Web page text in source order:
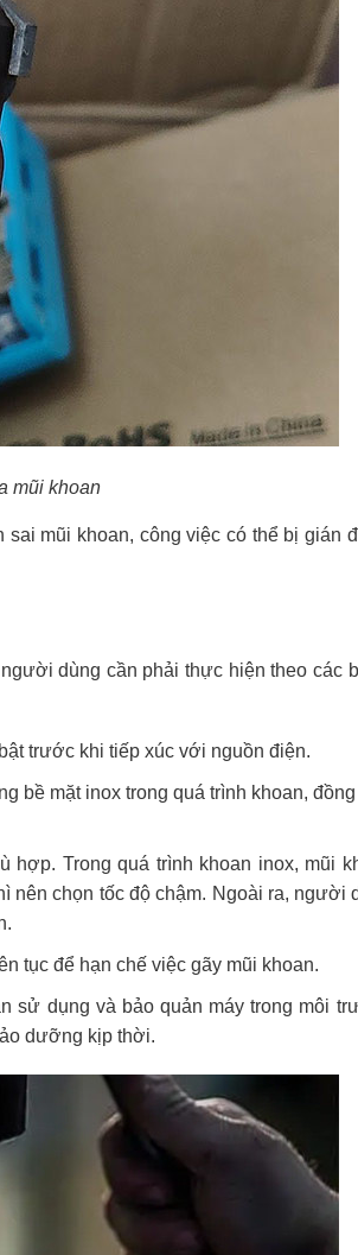
mũi khoan
mũi khoan, công việc có thể bị gián
dùng cần phải thực hiện theo các
trước khi tiếp xúc với nguồn điện.
bề mặt inox trong quá trình khoan,
Trong quá trình khoan inox, mũi
nên chọn tốc độ chậm. Ngoài ra, người
tục để hạn chế việc gãy mũi khoan.
sử dụng và bảo quản máy trong môi
dưỡng kịp thời.